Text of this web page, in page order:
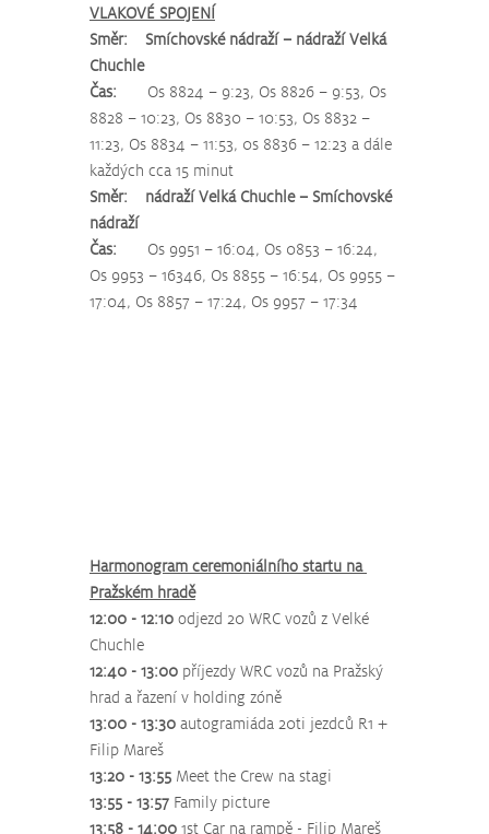
VLAKOVÉ SPOJENÍ
Směr:    Smíchovské nádraží – nádraží Velká
Chuchle
Čas:
Os 8824 – 9:23, Os 8826 – 9:53, Os
8828 – 10:23, Os 8830 – 10:53, Os 8832 –
11:23, Os 8834 – 11:53, 0s 8836 – 12:23 a dále
každých cca 15 minut
Směr:    nádraží Velká Chuchle – Smíchovské
nádraží
Čas:
Os 9951 – 16:04, Os 0853 – 16:24,
Os 9953 – 16346, Os 8855 – 16:54, Os 9955 –
17:04, Os 8857 – 17:24, Os 9957 – 17:34
Harmonogram ceremoniálního startu na
Pražském hradě
12:00 - 12:10 odjezd 20 WRC vozů z Velké
Chuchle
12:40 - 13:00 příjezdy WRC vozů na Pražský
hrad a řazení v holding zóně
13:00 - 13:30 autogramiáda 20ti jezdců R1 +
Filip Mareš
13:20 - 13:55 Meet the Crew na stagi
13:55 - 13:57 Family picture
13:58 - 14:00 1st Car na rampě - Filip Mareš